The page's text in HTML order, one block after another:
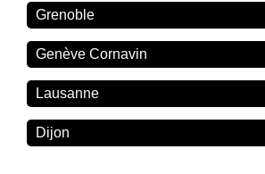
Grenoble
Genève Cornavin
Lausanne
Dijon